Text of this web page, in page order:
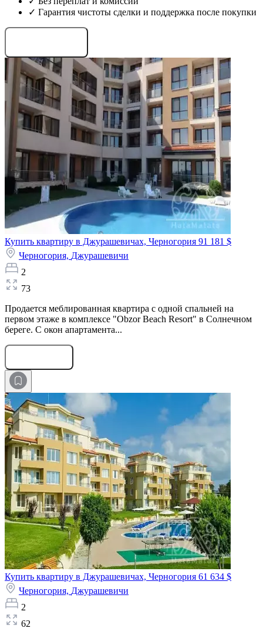
✓ Гарантия чистоты сделки и поддержка после покупки
Купить квартиру в Джурашевичах, Черногория 91 181 $
Черногория, Джурашевичи
2
73
Продается меблированная квартира с одной спальней на
первом этаже в комплексе "Obzor Beach Resort" в Солнечном
береге. С окон апартамента...
Купить квартиру в Джурашевичах, Черногория 61 634 $
Черногория, Джурашевичи
2
62